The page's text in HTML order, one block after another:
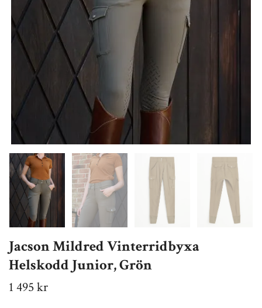
Jacson Mildred Vinterridbyxa
Helskodd Junior, Grön
1 495 kr